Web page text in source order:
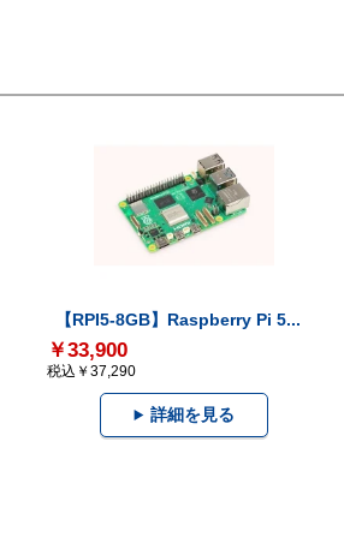
【RPI5-8GB】Raspberry Pi 5...
￥33,900
税込￥37,290
詳細を見る